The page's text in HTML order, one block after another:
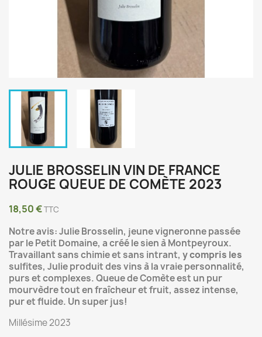
JULIE BROSSELIN VIN DE FRANCE
ROUGE QUEUE DE COMÈTE 2023
18,50 €TTC
Notre avis: Julie Brosselin, jeune vigneronne passée
par le Petit Domaine, a créé le sien à Montpeyroux.
Travaillant sans chimie et sans intrant, y compris les
sulfites, Julie produit des vins à la vraie personnalité,
purs et complexes. Queue de Comète est un pur
mourvèdre tout en fraîcheur et fruit, assez intense,
pur et fluide. Un super jus!
Millésime 2023